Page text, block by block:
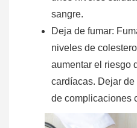
sangre.
Deja de fumar:
niveles de
aumentar el riesgo
cardíacas. Dejar
de complicaciones